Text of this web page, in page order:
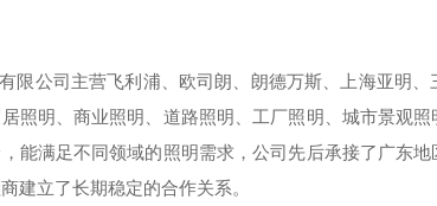
限公司主营飞利浦、欧司朗、朗德万斯、上海亚明
照明、商业照明、道路照明、工厂照明、城市景观
能满足不同领域的照明需求，公司先后承接了广东
建立了长期稳定的合作关系。